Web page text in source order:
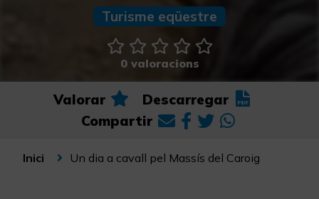
Experiències a la tardor
Experiències Setmana Santa
Turisme eqüestre
0 valoracions
Valorar
Descarregar
Compartir
Inici Un dia a cavall pel Massís del Caroig